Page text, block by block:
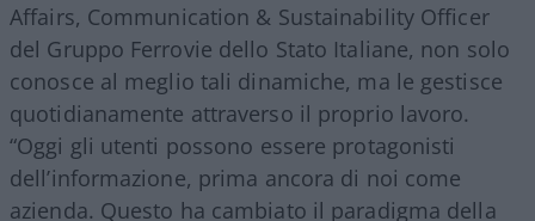
Affairs, Communication & Sustainability Officer
del Gruppo Ferrovie dello Stato Italiane, non solo
conosce al meglio tali dinamiche, ma le gestisce
quotidianamente attraverso il proprio lavoro.
“Oggi gli utenti possono essere protagonisti
dell’informazione, prima ancora di noi come
azienda. Questo ha cambiato il paradigma della